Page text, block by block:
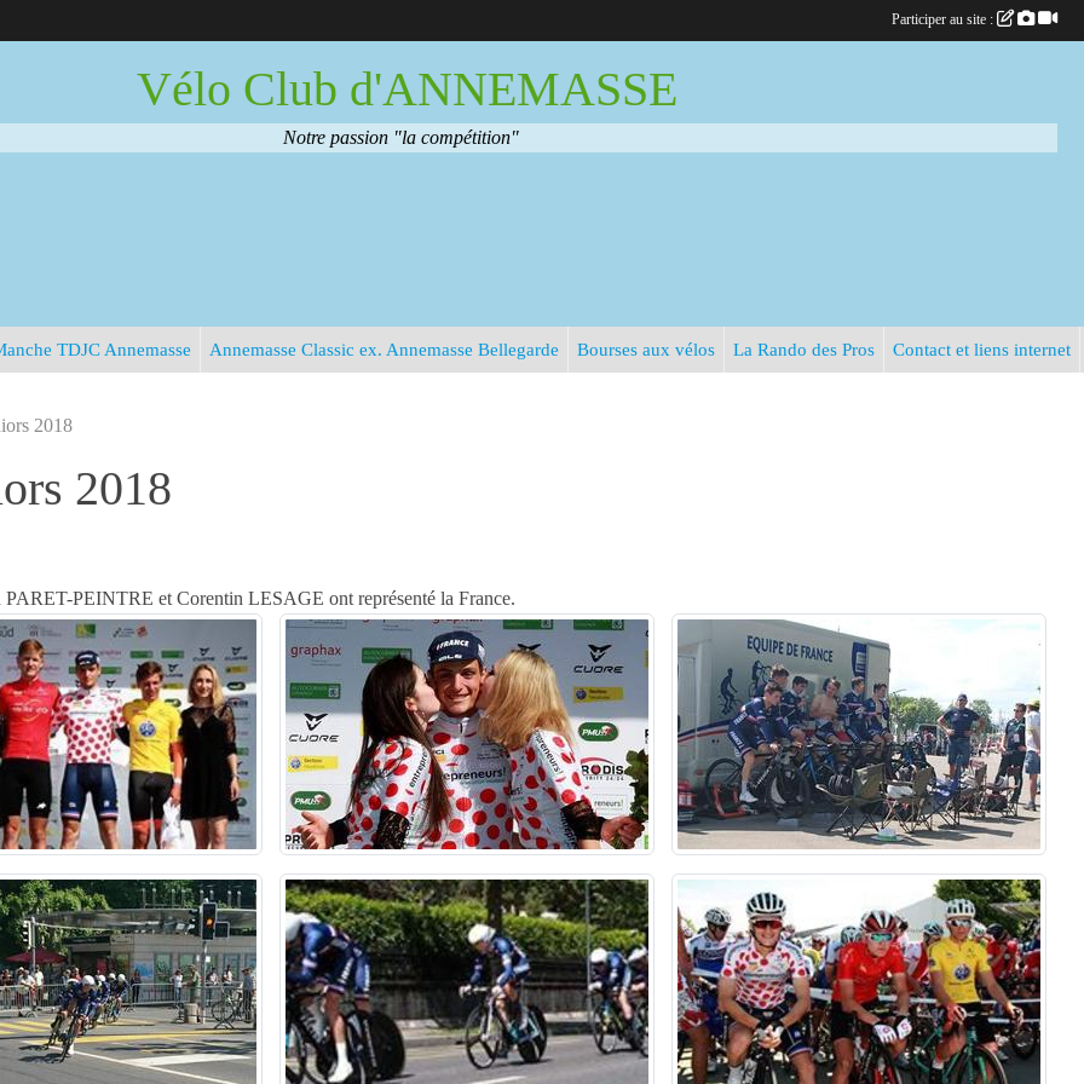
Vélo Club d'ANNEMASSE
Notre passion "la compétition"
TDJC Annemasse Annemasse Classic ex. Annemasse Bellegarde Bourses aux vélos La Rando des Pros Contact et liens internet
2018
2018
PEINTRE et Corentin LESAGE ont représenté la France.
Participer au site :